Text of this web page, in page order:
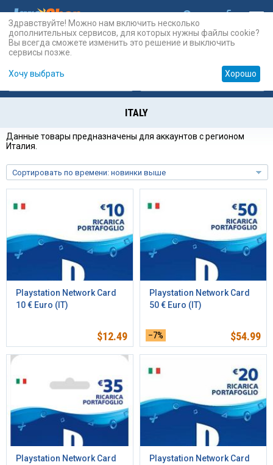
Карты Prepaid
ITALY
Данные товары предназначены для аккаунтов с регионом
Италия.
Сортировать по времени: новинки выше
Playstation Network Card
10 € Euro (IT)
$12.49
Playstation Network Card
50 € Euro (IT)
–7% $54.99
Playstation Network Card
Playstation Network Card
Здравствуйте! Можно нам включить несколько
дополнительных сервисов, для которых нужны файлы cookie?
Вы всегда сможете изменить это решение и выключить
сервисы позже.
Хочу выбрать Хорошо